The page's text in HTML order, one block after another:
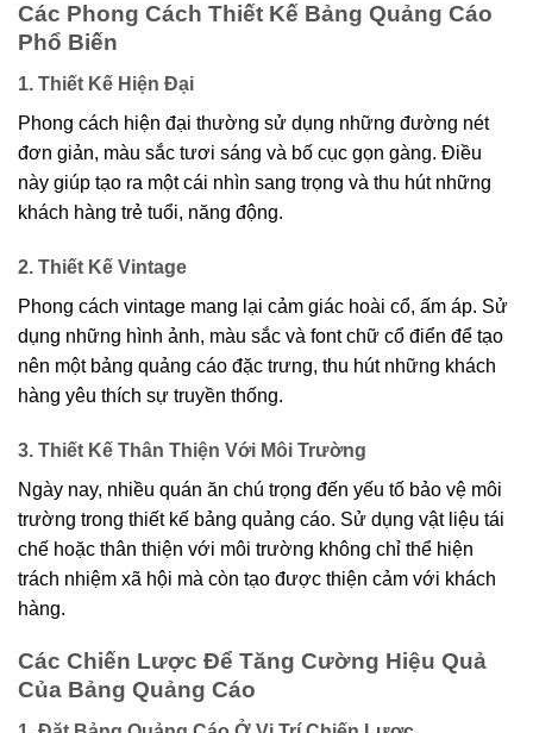
Các Phong Cách Thiết Kế Bảng Quảng Cáo
Phổ Biến
1. Thiết Kế Hiện Đại
Phong cách hiện đại thường sử dụng những đường nét
đơn giản, màu sắc tươi sáng và bố cục gọn gàng. Điều
này giúp tạo ra một cái nhìn sang trọng và thu hút những
khách hàng trẻ tuổi, năng động.
2. Thiết Kế Vintage
Phong cách vintage mang lại cảm giác hoài cổ, ấm áp. Sử
dụng những hình ảnh, màu sắc và font chữ cổ điển để tạo
nên một bảng quảng cáo đặc trưng, thu hút những khách
hàng yêu thích sự truyền thống.
3. Thiết Kế Thân Thiện Với Môi Trường
Ngày nay, nhiều quán ăn chú trọng đến yếu tố bảo vệ môi
trường trong thiết kế bảng quảng cáo. Sử dụng vật liệu tái
chế hoặc thân thiện với môi trường không chỉ thể hiện
trách nhiệm xã hội mà còn tạo được thiện cảm với khách
hàng.
Các Chiến Lược Để Tăng Cường Hiệu Quả
Của Bảng Quảng Cáo